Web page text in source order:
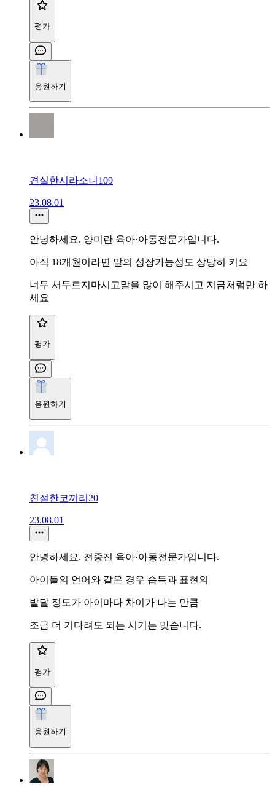
평가
응원하기
견실한시라소니109
23.08.01
안녕하세요. 양미란 육아·아동전문가입니다.
아직 18개월이라면 말의 성장가능성도 상당히 커요
너무 서두르지마시고말을 많이 해주시고 지금처럼만 하
세요
평가
응원하기
친절한코끼리20
23.08.01
안녕하세요. 전중진 육아·아동전문가입니다.
아이들의 언어와 같은 경우 습득과 표현의
발달 정도가 아이마다 차이가 나는 만큼
조금 더 기다려도 되는 시기는 맞습니다.
평가
응원하기